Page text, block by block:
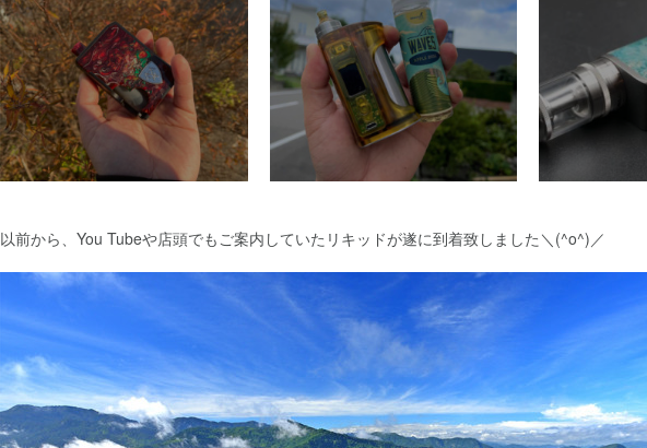
以前から、You Tubeや店頭でもご案内していたリキッドが遂に到着致しました＼(^o^)／